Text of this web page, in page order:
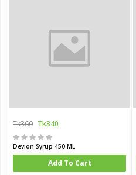
Tk360 Tk340
Devion Syrup 450 ML
Add To Cart